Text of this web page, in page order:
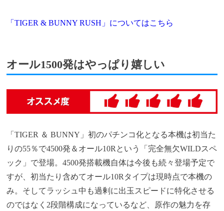
「TIGER & BUNNY RUSH」についてはこちら
オール1500発はやっぱり嬉しい
「TIGER ＆ BUNNY」初のパチンコ化となる本機は初当た
りの55％で4500発＆オール10Rという「完全無欠WILDスペ
ック」で登場。4500発搭載機自体は今後も続々登場予定で
すが、初当たり含めてオール10Rタイプは現時点で本機の
み。そしてラッシュ中も過剰に出玉スピードに特化させる
のではなく2段階構成になっているなど、原作の魅力を存